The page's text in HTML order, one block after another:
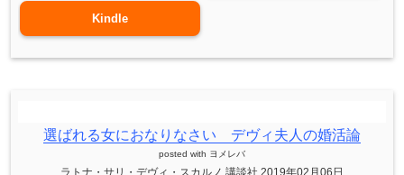
Kindle
選ばれる女におなりなさい デヴィ夫人の婚活論
posted with ヨメレバ
ラトナ・サリ・デヴィ・スカルノ 講談社 2019年02月06日